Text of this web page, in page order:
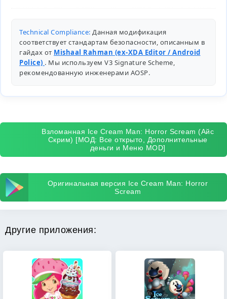
Technical Compliance: Данная модификация
соответствует стандартам безопасности, описанным в
гайдах от Mishaal Rahman (ex-XDA Editor / Android
Police) . Мы используем V3 Signature Scheme,
рекомендованную инженерами AOSP.
Взломанная Ice Cream Man: Horror Scream (Айс
Скрим) [МОД: Все открыто, Дополнительные
деньги и Меню MOD]
Оригинальная версия Ice Cream Man: Horror
Scream
Другие приложения: